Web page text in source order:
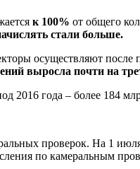
к 100% от общего
стали больше.
осуществляют после
выросла почти на
2016 года – более 184
проверок. На 1
по камеральным